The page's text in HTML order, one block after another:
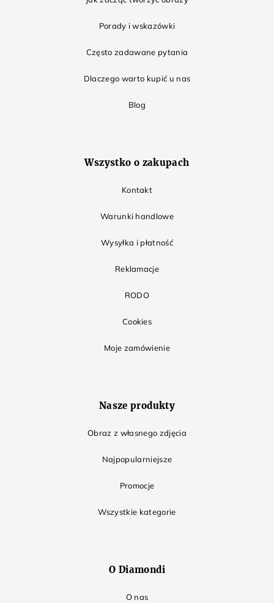
Porady i wskazówki
Często zadawane pytania
Dlaczego warto kupić u nas
Blog
Wszystko o zakupach
Kontakt
Warunki handlowe
Wysyłka i płatność
Reklamacje
RODO
Cookies
Moje zamówienie
Nasze produkty
Obraz z własnego zdjęcia
Najpopularniejsze
Promocje
Wszystkie kategorie
O Diamondi
O nas